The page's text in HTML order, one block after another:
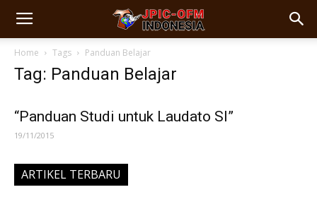
Home Tags Panduan Belajar
Tag: Panduan Belajar
“Panduan Studi untuk Laudato SI”
19/11/2015
ARTIKEL TERBARU